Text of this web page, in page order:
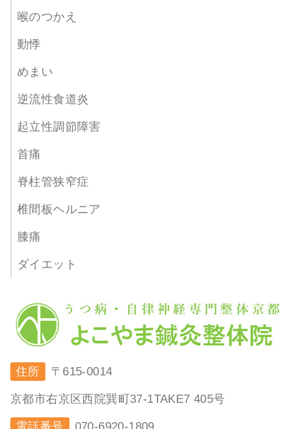
喉のつかえ
動悸
めまい
逆流性食道炎
起立性調節障害
首痛
脊柱管狭窄症
椎間板ヘルニア
膝痛
ダイエット
住所 〒615-0014
京都市右京区西院巽町37-1TAKE7 405号